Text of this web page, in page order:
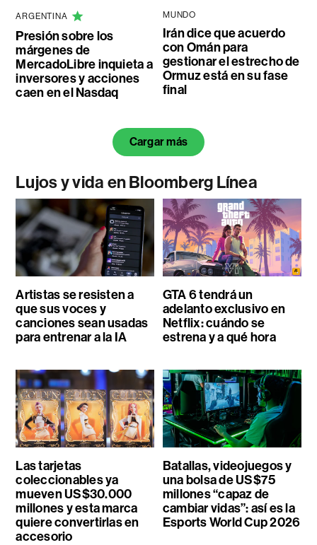
ARGENTINA
Presión sobre los
márgenes de
MercadoLibre inquieta a
inversores y acciones
caen en el Nasdaq
MUNDO
Irán dice que acuerdo
con Omán para
gestionar el estrecho de
Ormuz está en su fase
final
Cargar más
Lujos y vida en Bloomberg Línea
Artistas se resisten a
que sus voces y
canciones sean usadas
para entrenar a la IA
GTA 6 tendrá un
adelanto exclusivo en
Netflix: cuándo se
estrena y a qué hora
Las tarjetas
coleccionables ya
mueven US$30.000
millones y esta marca
quiere convertirlas en
accesorio
Batallas, videojuegos y
una bolsa de US$75
millones “capaz de
cambiar vidas”: así es la
Esports World Cup 2026